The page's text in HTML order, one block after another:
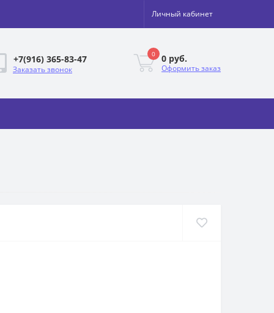
Личный кабинет
+7(916) 365-83-47
Заказать звонок
0 0 руб.
Оформить заказ